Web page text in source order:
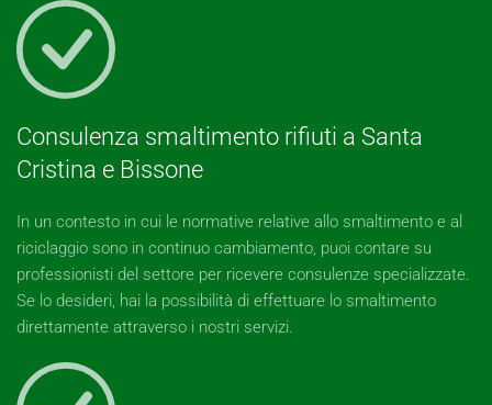
Consulenza smaltimento rifiuti a Santa
Cristina e Bissone
In un contesto in cui le normative relative allo smaltimento e al
riciclaggio sono in continuo cambiamento, puoi contare su
professionisti del settore per ricevere consulenze specializzate.
Se lo desideri, hai la possibilità di effettuare lo smaltimento
direttamente attraverso i nostri servizi.